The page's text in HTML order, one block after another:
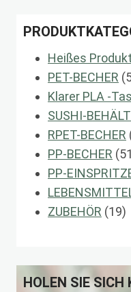
Heißes Produkt
PET-BECHER
Klarer PLA -
SUSHI-
RPET-BECHER
PP-BECHER 51
PP-
ZUBEHÖR 1919
HOLEN SIE SICH